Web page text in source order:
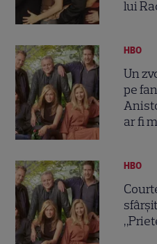
lui
HBO
Un
pe
ar fi
HBO